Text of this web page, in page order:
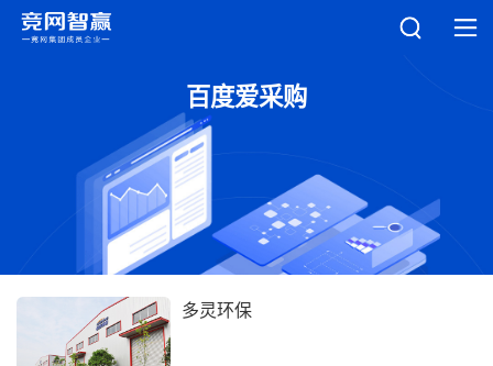
百度爱采购
多灵环保